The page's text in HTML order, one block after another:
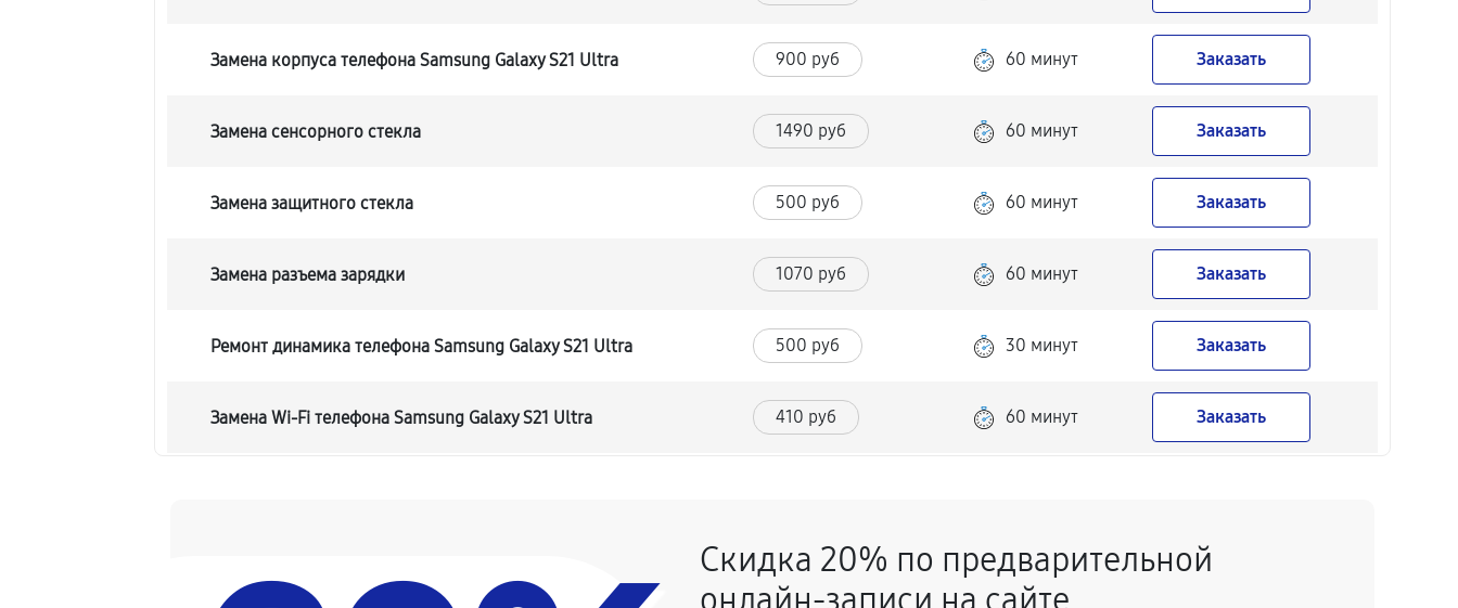
Замена корпуса телефона Samsung Galaxy S21 Ultra 900 руб 60 минут Заказать
Замена сенсорного стекла 1490 руб 60 минут Заказать
Замена защитного стекла 500 руб 60 минут Заказать
Замена разъема зарядки 1070 руб 60 минут Заказать
Ремонт динамика телефона Samsung Galaxy S21 Ultra 500 руб 30 минут Заказать
Замена Wi-Fi телефона Samsung Galaxy S21 Ultra 410 руб 60 минут Заказать
450 руб 60 минут Заказать
Скидка 20% по предварительной
онлайн-записи на сайте